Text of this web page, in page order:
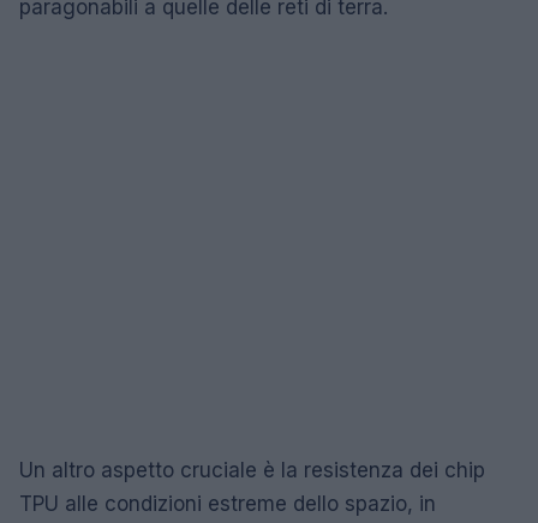
paragonabili a quelle delle reti di terra.
Un altro aspetto cruciale è la resistenza dei chip
TPU alle condizioni estreme dello spazio, in